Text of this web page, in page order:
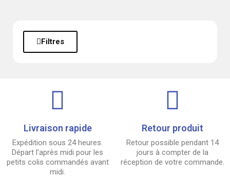
Filtres
Livraison rapide
Expédition sous 24 heures.
Départ l'après midi pour les
petits colis commandés avant
midi.
Retour produit
Retour possible pendant 14
jours à compter de la
réception de votre commande.